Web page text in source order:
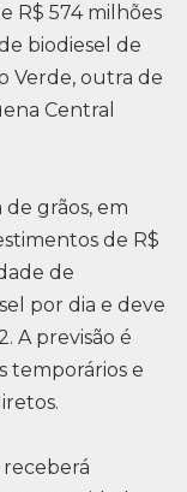
R$ 574 milhões
biodiesel de
Verde, outra de
Central
grãos, em
de R$
de
por dia e deve
A previsão é
temporários e
receberá